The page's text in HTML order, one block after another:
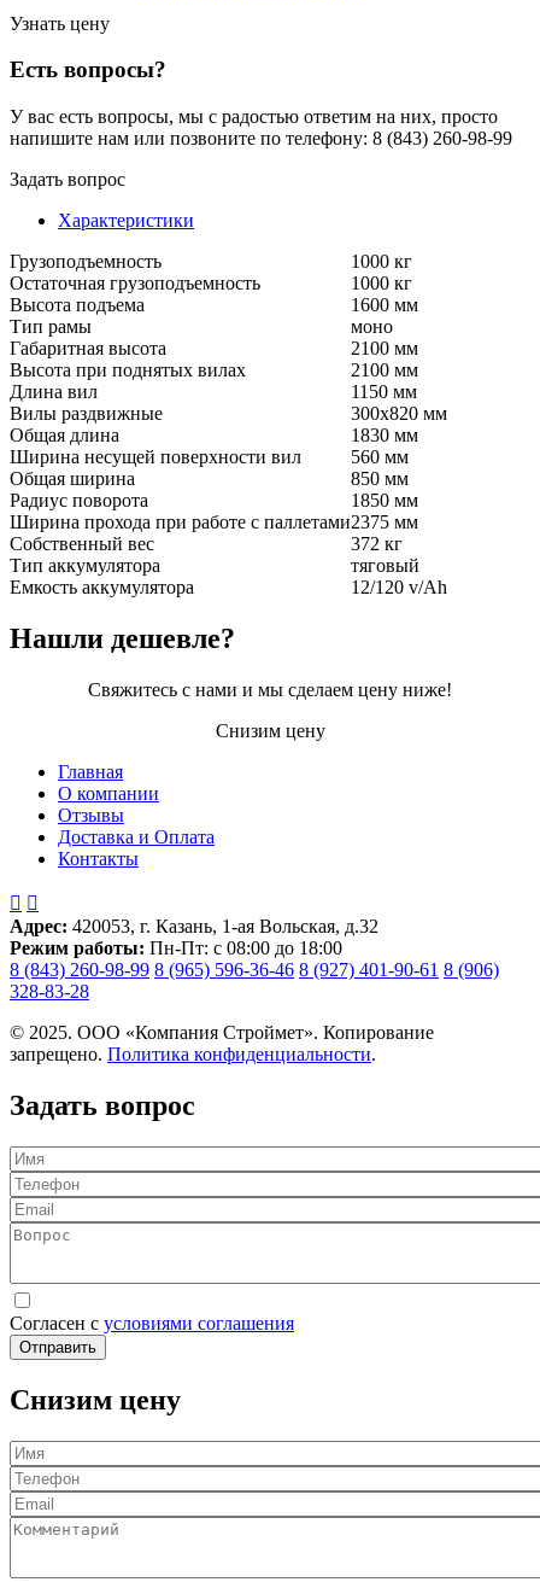
Узнать цену
Есть вопросы?
У вас есть вопросы, мы с радостью ответим на них, просто
напишите нам или позвоните по телефону: 8 (843) 260-98-99
Задать вопрос
Характеристики
Грузоподъемность
1000 кг
Остаточная грузоподъемность
1000 кг
Высота подъема
1600 мм
Тип рамы
моно
Габаритная высота
2100 мм
Высота при поднятых вилах
2100 мм
Длина вил
1150 мм
Вилы раздвижные
300х820 мм
Общая длина
1830 мм
Ширина несущей поверхности вил
560 мм
Общая ширина
850 мм
Радиус поворота
1850 мм
Ширина прохода при работе с паллетами2375 мм
Собственный вес
372 кг
Тип аккумулятора
тяговый
Емкость аккумулятора
12/120 v/Ah
Нашли дешевле?
Свяжитесь с нами и мы сделаем цену ниже!
Снизим цену
Подвал
Главная
О компании
Отзывы
Доставка и Оплата
Контакты
 
Адрес: 420053, г. Казань, 1-ая Вольская, д.32
Режим работы: Пн-Пт: с 08:00 до 18:00
8 (843) 260-98-99 8 (965) 596-36-46 8 (927) 401-90-61 8 (906)
328-83-28
© 2025. ООО «Компания Строймет». Копирование
запрещено. Политика конфиденциальности.
Задать вопрос
Имя
Телефон
Email
Вопрос
Согласен с условиями соглашения
Отправить
Снизим цену
Имя
Телефон
Email
Комментарий